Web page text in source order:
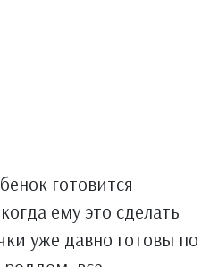
готовится
ему это сделать
уже давно готовы по